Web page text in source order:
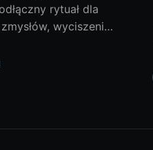
rytuał dla
wyciszenie
do kolejnych
tym porannym